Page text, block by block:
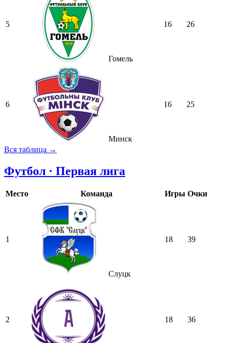
5
Гомель
16 26
6
Минск
16 25
Вся таблица →
Футбол · Первая лига
Место Команда Игры Очки
1
Слуцк
18 39
2 18 36